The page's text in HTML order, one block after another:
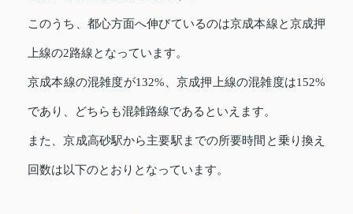
このうち、都心方面へ伸びているのは京成本線と京成押
上線の2路線となっています。
京成本線の混雑度が132%、京成押上線の混雑度は152%
であり、どちらも混雑路線であるといえます。
また、京成高砂駅から主要駅までの所要時間と乗り換え
回数は以下のとおりとなっています。